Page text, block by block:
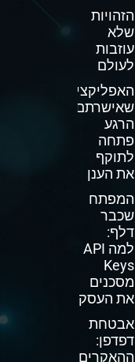
הזהויות
שלא
עוזבות
לעולם
האפליקציה
שאישרתם
הרגע
פתחה
לתוקף
את הענן
המפתח
שכבר
דלף:
למה API
Keys
מסכנים
את העסק
אבטחת
דפדפן:
ההאקרים